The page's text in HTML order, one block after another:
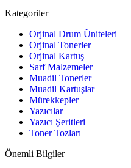
Kategoriler
Orjinal Drum Üniteleri
Orjinal Tonerler
Orjinal Kartuş
Sarf Malzemeler
Muadil Tonerler
Muadil Kartuşlar
Mürekkepler
Yazıcılar
Yazıcı Şeritleri
Toner Tozları
Önemli Bilgiler